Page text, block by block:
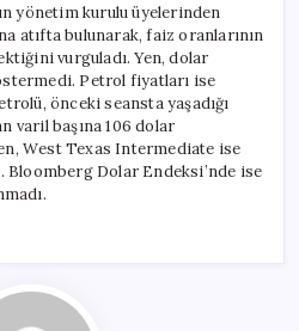
yönetim kurulu üyelerinden
atıfta bulunarak, faiz oranlarının
vurguladı. Yen, dolar
Petrol fiyatları ise
önceki seansta yaşadığı
varil başına 106 dolar
West Texas Intermediate ise
Bloomberg Dolar Endeksi’nde ise